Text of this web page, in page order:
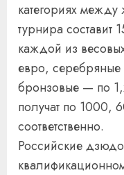
категориях
турнира составит
каждой из
евро,
бронзовые — по
получат по 1000,
соответственно.
Российские